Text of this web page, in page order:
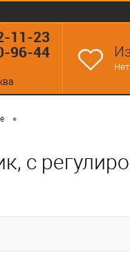
11-23
96-44
•
с